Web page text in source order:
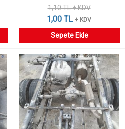
1,10 TL + KDV
1,00 TL + KDV
Sepete Ekle